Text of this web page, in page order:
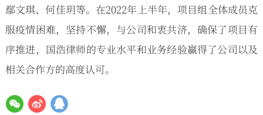
鄢文琪、何佳玥等。在2022年上半年，项目组全体成员克
服疫情困难，坚持不懈，与公司和衷共济，确保了项目有
序推进，国浩律师的专业水平和业务经验赢得了公司以及
相关合作方的高度认可。